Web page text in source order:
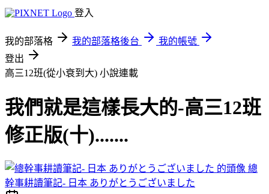
登入
我的部落格 我的部落格後台
我的帳號
登出
高三12班(從小衰到大) 小說連載
我們就是這樣長大的-高三12班
修正版(十).......
總
幹事耕讀筆記- 日本 ありがとうございました